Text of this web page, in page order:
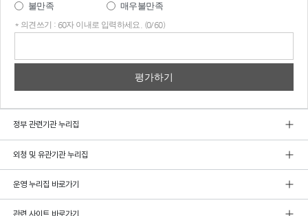
불만족
매우불만족
* 의견쓰기 : 60자 이내로 입력하세요. (0/60)
정부 관련기관 누리집
외청 및 유관기관 누리집
운영 누리집 바로가기
관련 사이트 바로가기